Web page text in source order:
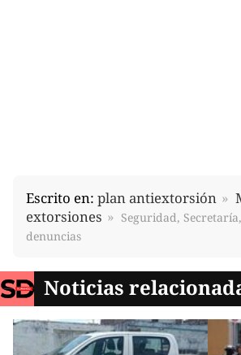
Escrito en: plan antiextorsión
extorsiones
Seguridad,
denuncias
Noticias